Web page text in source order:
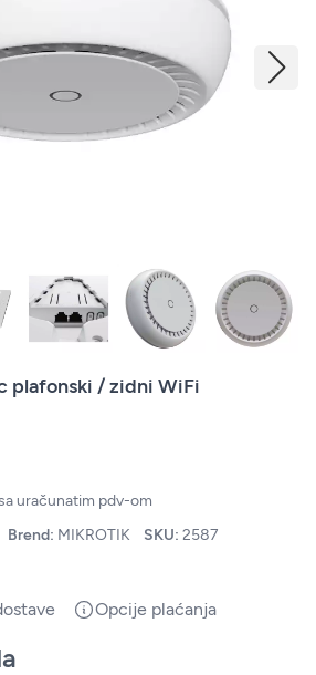
plafonski / zidni WiFi
uračunatim pdv-om
Brend: MIKROTIK SKU: 2587
Opcije plaćanja